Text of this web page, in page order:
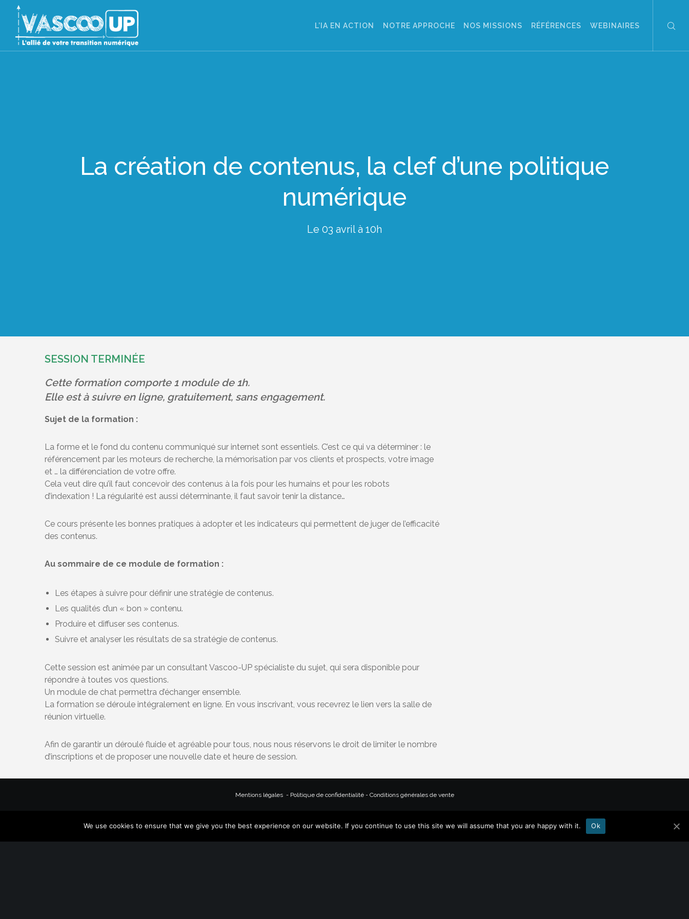
L’IA EN ACTION NOTRE APPROCHE NOS MISSIONS RÉFÉRENCES WEBINAIRES
La création de contenus, la clef d’une politique
numérique
Le 03 avril à 10h
SESSION TERMINÉE
Cette formation comporte 1 module de 1h.
Elle est à suivre en ligne, gratuitement, sans engagement.
Sujet de la formation :
La forme et le fond du contenu communiqué sur internet sont essentiels. C’est ce qui va déterminer : le
référencement par les moteurs de recherche, la mémorisation par vos clients et prospects, votre image
et … la différenciation de votre offre.
Cela veut dire qu’il faut concevoir des contenus à la fois pour les humains et pour les robots
d’indexation ! La régularité est aussi déterminante, il faut savoir tenir la distance…
Ce cours présente les bonnes pratiques à adopter et les indicateurs qui permettent de juger de l’efficacité
des contenus.
Au sommaire de ce module de formation :
Les étapes à suivre pour définir une stratégie de contenus.
Les qualités d’un « bon » contenu.
Produire et diffuser ses contenus.
Suivre et analyser les résultats de sa stratégie de contenus.
Cette session est animée par un consultant Vascoo-UP spécialiste du sujet, qui sera disponible pour
répondre à toutes vos questions.
Un module de chat permettra d’échanger ensemble.
La formation se déroule intégralement en ligne. En vous inscrivant, vous recevrez le lien vers la salle de
réunion virtuelle.
Afin de garantir un déroulé fluide et agréable pour tous, nous nous réservons le droit de limiter le nombre
d’inscriptions et de proposer une nouvelle date et heure de session.
Mentions légales - Politique de confidentialité- Conditions générales de vente
We use cookies to ensure that we give you the best experience on our website. If you continue to use this site we will assume that you are happy with it. Ok